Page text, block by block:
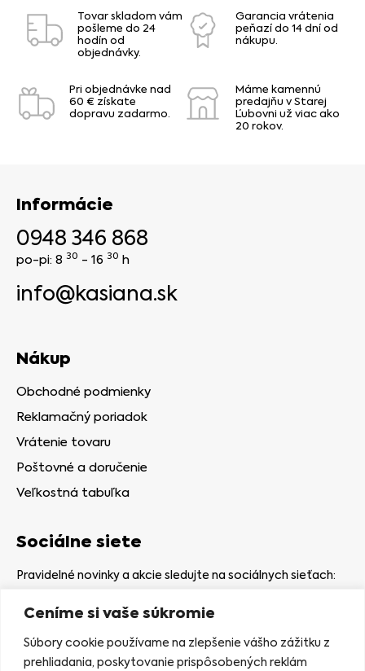
Ceníme si vaše súkromie
Súbory cookie používame na zlepšenie vášho zážitku z
prehliadania, poskytovanie prispôsobených reklám
Tovar skladom vám
pošleme do 24
hodín od
objednávky.
Garancia vrátenia
peňazí do 14 dní od
nákupu.
Pri objednávke nad
60 € získate
dopravu zadarmo.
Máme kamennú
predajňu v Starej
Ľubovni už viac ako
20 rokov.
Informácie
0948 346 868
po-pi: 8 30 - 16 30 h
info@kasiana.sk
Nákup
Obchodné podmienky
Reklamačný poriadok
Vrátenie tovaru
Poštovné a doručenie
Veľkostná tabuľka
Sociálne siete
Pravidelné novinky a akcie sledujte na sociálnych sieťach: